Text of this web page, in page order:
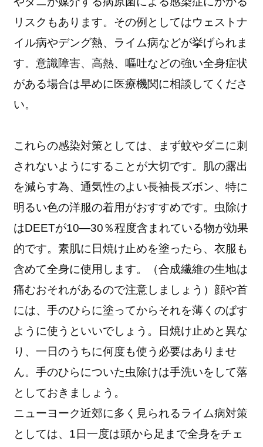
リスクもあります。その例としてはウェストナ
イル病やデング熱、ライム病などが挙げられま
す。意識障害、高熱、嘔吐などの強い全身症状
がある場合は早めに医療機関に相談してくださ
い。
これらの感染対策としては、まず蚊やダニに刺
されないようにすることが大切です。肌の露出
を減らす為、通気性のよい長袖長ズボン、特に
明るい色の洋服の着用がおすすめです。虫除け
はDEETが10―30％程度含まれている物が効果
的です。素肌に日焼け止めを塗ったら、衣服も
含めて全身に使用します。（合成繊維の生地は
痛むおそれがあるので注意しましょう）顔や首
には、手のひらに塗ってからそれを薄くのばす
ように使うといいでしょう。日焼け止めと異な
り、一日のうちに何度も使う必要はありませ
ん。手のひらについた虫除けは手洗いをして落
としておきましょう。
ニューヨーク近郊に多く見られるライム病対策
としては、1日一度は頭から足まで全身をチェ